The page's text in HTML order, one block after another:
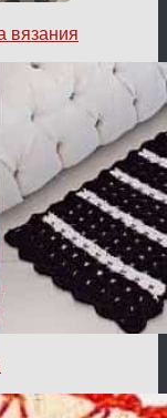
вязания